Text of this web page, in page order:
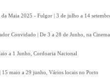
da Maia 2025 - Fulgor | 3 de julho a 14
Convidado | De 3 a 28 de Junho, na
a 1 Junho, Cordoaria Nacional
maio a 29 junho, Vários locais no Porto